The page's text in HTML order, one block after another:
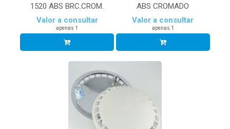
1520 ABS BRC.CROM.
Valor a consultar
apenas 1
ABS CROMADO
Valor a consultar
apenas 1